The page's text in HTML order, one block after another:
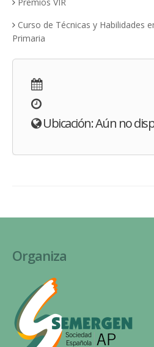
Curso de Técnicas y Habilidades
Primaria
Ubicación: Aún no
Organiza